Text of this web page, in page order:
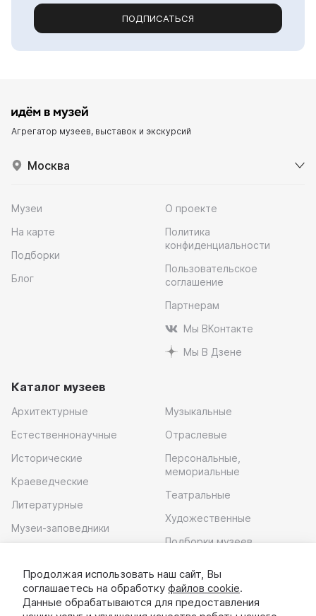
ПОДПИСАТЬСЯ
Агрегатор музеев, выставок и экскурсий
Москва
Музеи
На карте
Подборки
Блог
О проекте
Политика
конфиденциальности
Пользовательское
соглашение
Партнерам
Мы ВКонтакте
Мы В Дзене
Каталог музеев
Архитектурные
Естественнонаучные
Исторические
Краеведческие
Литературные
Музеи-заповедники
Музыкальные
Отраслевые
Персональные,
мемориальные
Театральные
Художественные
Подборки музеев
Скачать приложение
Продолжая использовать наш сайт, Вы
соглашаетесь на обработку файлов cookie.
Данные обрабатываются для предоставления